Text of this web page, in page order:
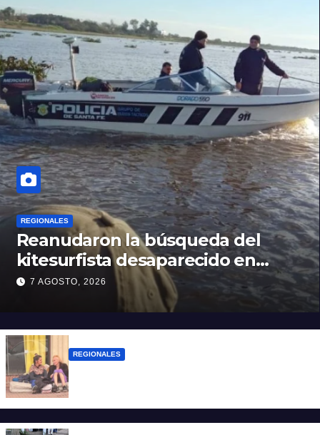
REGIONALES
Reanudaron la búsqueda del
kitesurfista desaparecido en
aguas de la Laguna Setúbal
7 AGOSTO, 2026
REGIONALES